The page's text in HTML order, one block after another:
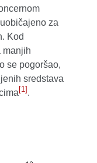
za
Kod
manjih
se pogoršao,
sredstava
[1] .